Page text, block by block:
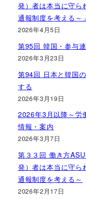
発）者は本当に守
通報制度を考える～」
2026年4月5日
第95回 韓国・参与
2026年3月23日
第94回 日本と韓国
する
2026年3月19日
2026年3月以降～労
情報・案内
2026年3月7日
第３３回 働き方
発）者は本当に守
通報制度を考える～
2026年2月17日